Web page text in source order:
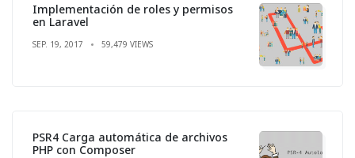
Implementación de roles y permisos
en Laravel
SEP. 19, 2017 59,479 VIEWS
PSR4 Carga automática de archivos
PHP con Composer